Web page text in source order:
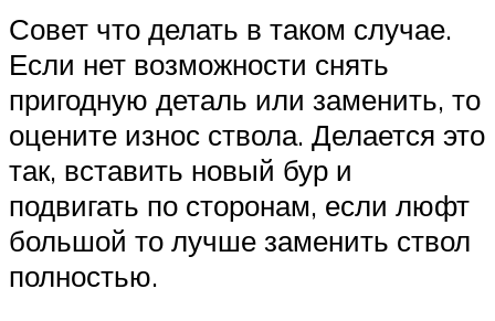
Совет что делать в таком случае.
Если нет возможности снять
пригодную деталь или заменить, то
оцените износ ствола. Делается это
так, вставить новый бур и
подвигать по сторонам, если люфт
большой то лучше заменить ствол
полностью.